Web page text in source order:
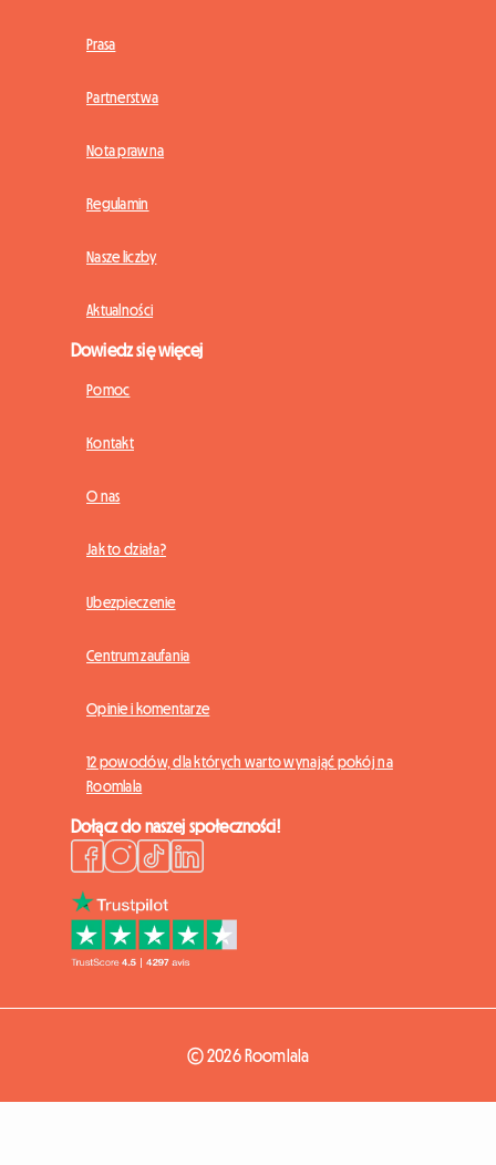
Prasa
Partnerstwa
Nota prawna
Regulamin
Nasze liczby
Aktualności
Dowiedz się więcej
Pomoc
Kontakt
O nas
Jak to działa?
Ubezpieczenie
Centrum zaufania
Opinie i komentarze
12 powodów, dla których warto wynająć pokój na
Roomlala
Dołącz do naszej społeczności!
© 2026 Roomlala